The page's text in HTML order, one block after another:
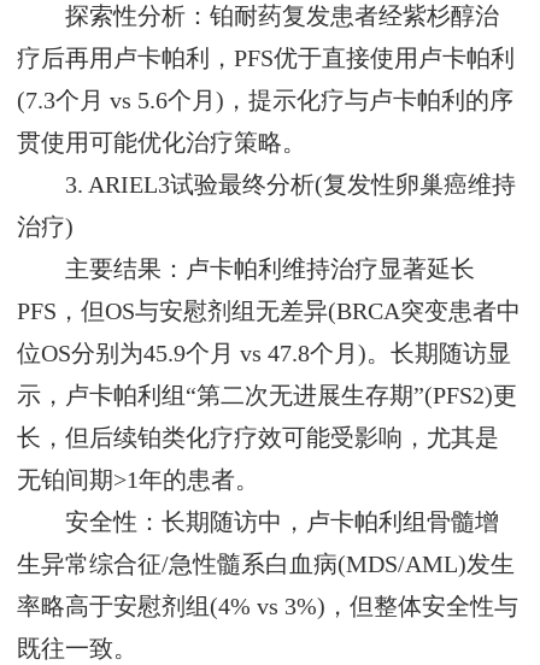
探索性分析：铂耐药复发患者经紫杉醇治
疗后再用卢卡帕利，PFS优于直接使用卢卡帕利
(7.3个月 vs 5.6个月)，提示化疗与卢卡帕利的序
贯使用可能优化治疗策略。
3. ARIEL3试验最终分析(复发性卵巢癌维持
治疗)
主要结果：卢卡帕利维持治疗显著延长
PFS，但OS与安慰剂组无差异(BRCA突变患者中
位OS分别为45.9个月 vs 47.8个月)。长期随访显
示，卢卡帕利组“第二次无进展生存期”(PFS2)更
长，但后续铂类化疗疗效可能受影响，尤其是
无铂间期>1年的患者。
安全性：长期随访中，卢卡帕利组骨髓增
生异常综合征/急性髓系白血病(MDS/AML)发生
率略高于安慰剂组(4% vs 3%)，但整体安全性与
既往一致。